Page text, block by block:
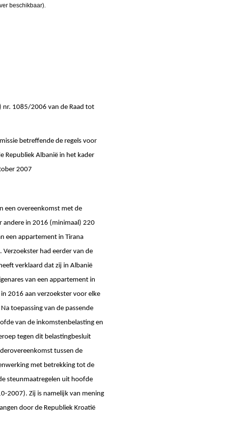
beschikbaar).
1085/2006 van de Raad tot
betreffende de regels voor
Republiek Albanië in het kader
2007
een overeenkomst met de
andere in 2016 (minimaal) 220
een appartement in Tirana
had eerder van de
verklaard dat zij in Albanië
van een appartement in
2016 aan verzoekster voor elke
toepassing van de passende
van de inkomstenbelasting en
tegen dit belastingbesluit
tussen de
met betrekking tot de
steunmaatregelen uit hoofde
2007). Zij is namelijk van mening
door de Republiek Kroatië